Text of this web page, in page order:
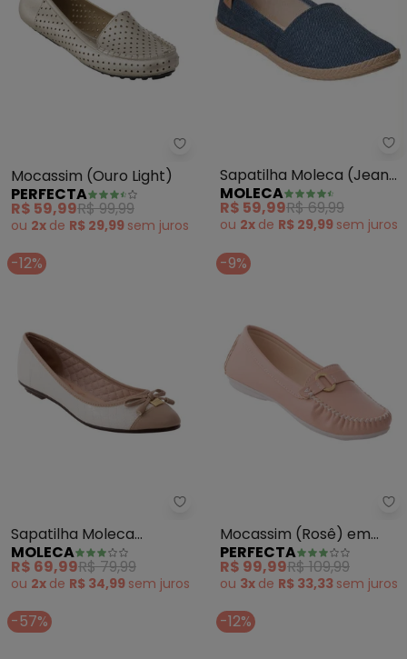
Perfecta - Mocassim (Ouro
Mocassim (Ouro Light)
PERFECTA
R$ 59,99R$ 99,99
ou 2x de R$ 29,99 sem juros
Sapatilha Moleca (Jeans)
em Tecido
MOLECA
R$ 59,99R$ 69,99
ou 2x de R$ 29,99 sem juros
-12%
Moleca - Sapatilha Moleca
Sapatilha Moleca
(Branco) em Verniz
MOLECA
R$ 69,99R$ 79,99
ou 2x de R$ 34,99 sem juros
-9%
Mocassim (Rosê) em
Tecido
PERFECTA
R$ 99,99R$ 109,99
ou 3x de R$ 33,33 sem juros
-57% -12%